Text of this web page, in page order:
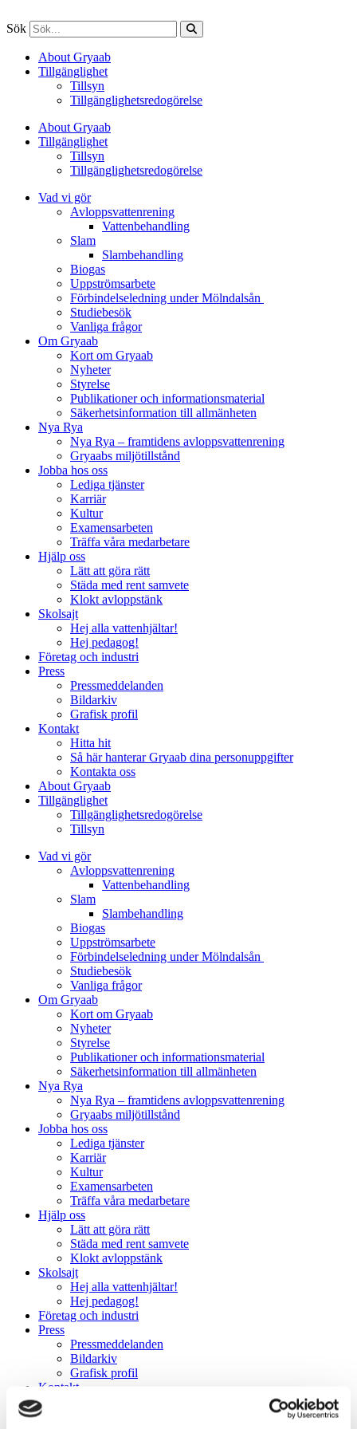
Sök
About Gryaab
Tillgänglighet
Tillsyn
Tillgänglighetsredogörelse
About Gryaab
Tillgänglighet
Tillsyn
Tillgänglighetsredogörelse
Vad vi gör
Avloppsvattenrening
Vatten­behandling
Slam
Slambehandling
Biogas
Uppströmsarbete
Förbindelseledning under Mölndalsån
Studiebesök
Vanliga frågor
Om Gryaab
Kort om Gryaab
Nyheter
Styrelse
Publikationer och informationsmaterial
Säkerhetsinformation till allmänheten
Nya Rya
Nya Rya – framtidens avloppsvattenrening
Gryaabs miljötillstånd
Jobba hos oss
Lediga tjänster
Karriär
Kultur
Examensarbeten
Träffa våra medarbetare
Hjälp oss
Lätt att göra rätt
Städa med rent samvete
Klokt avloppstänk
Skolsajt
Hej alla vattenhjältar!
Hej pedagog!
Företag och industri
Press
Pressmeddelanden
Bildarkiv
Grafisk profil
Kontakt
Hitta hit
Så här hanterar Gryaab dina personuppgifter
Kontakta oss
About Gryaab
Tillgänglighet
Tillgänglighetsredogörelse
Tillsyn
Vad vi gör
Avloppsvattenrening
Vatten­behandling
Slam
Slambehandling
Biogas
Uppströmsarbete
Förbindelseledning under Mölndalsån
Studiebesök
Vanliga frågor
Om Gryaab
Kort om Gryaab
Nyheter
Styrelse
Publikationer och informationsmaterial
Säkerhetsinformation till allmänheten
Nya Rya
Nya Rya – framtidens avloppsvattenrening
Gryaabs miljötillstånd
Jobba hos oss
Lediga tjänster
Karriär
Kultur
Examensarbeten
Träffa våra medarbetare
Hjälp oss
Lätt att göra rätt
Städa med rent samvete
Klokt avloppstänk
Skolsajt
Hej alla vattenhjältar!
Hej pedagog!
Företag och industri
Press
Pressmeddelanden
Bildarkiv
Grafisk profil
Kontakt
Så här hanterar Gryaab dina personuppgifter